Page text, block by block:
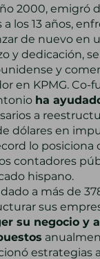
2000, emigró
a los 13 años,
de nuevo en
y dedicación,
y
en KPMG. Co-
ha
a
dólares en
lo
contadores
hispano.
a más de
sus
su negocio y
estrategias